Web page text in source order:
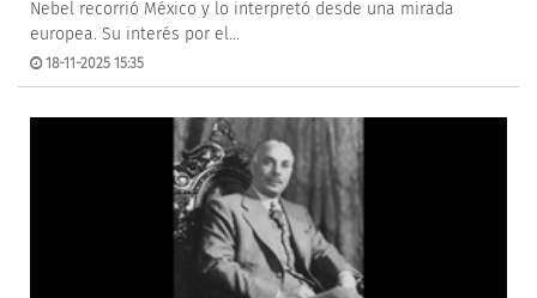
Nebel recorrió México y lo interpretó desde una mirada
europea. Su interés por el...
18-11-2025 15:35